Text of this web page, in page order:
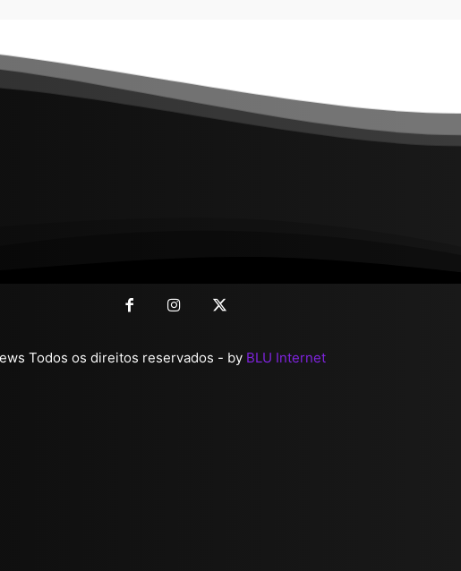
Todos os direitos reservados - by BLU Internet